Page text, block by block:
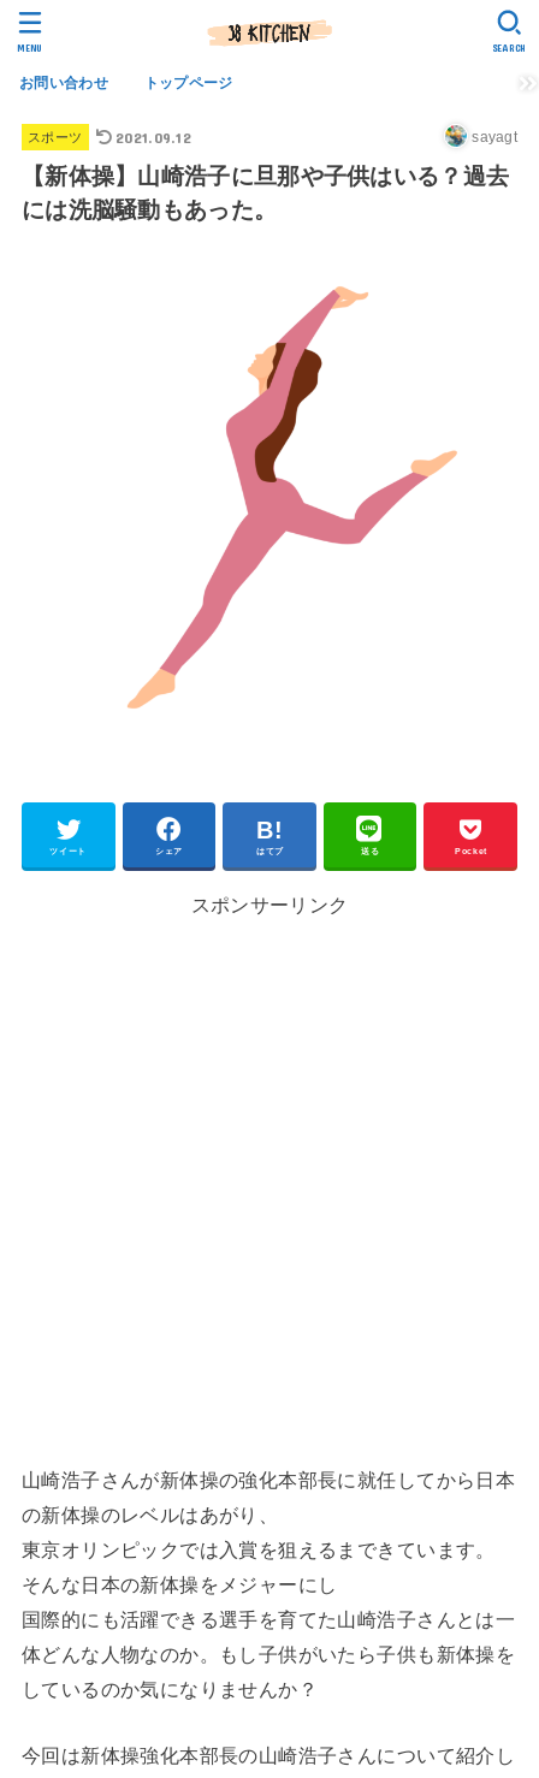
お問い合わせ トップページ
SEARCH
MENU
スポーツ 2021.09.12 sayagt
【新体操】山崎浩子に旦那や子供はいる？過去
には洗脳騒動もあった。
ツイート シェア はてブ 送る Pocket
スポンサーリンク
山崎浩子さんが新体操の強化本部長に就任してから日本
の新体操のレベルはあがり、
東京オリンピックでは入賞を狙えるまできています。
そんな日本の新体操をメジャーにし
国際的にも活躍できる選手を育てた山崎浩子さんとは一
体どんな人物なのか。もし子供がいたら子供も新体操を
しているのか気になりませんか？
今回は新体操強化本部長の山崎浩子さんについて紹介し